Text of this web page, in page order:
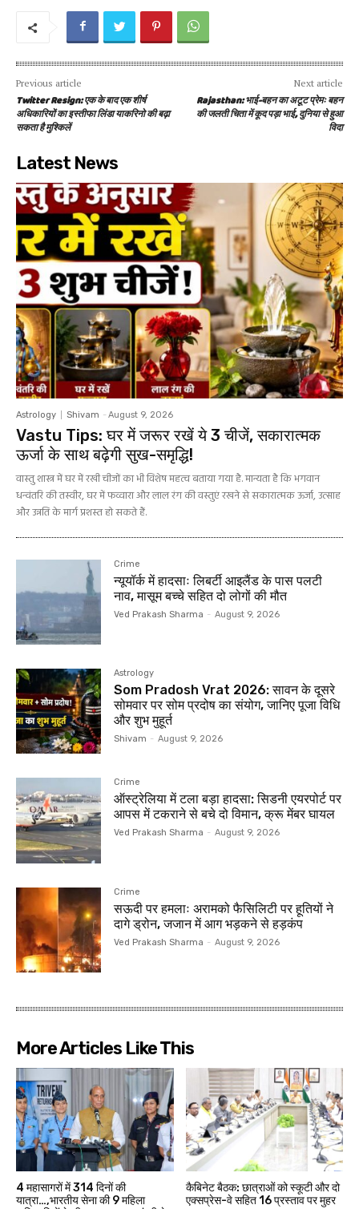
Previous article
Twitter Resign: एक के बाद एक शीर्ष
अधिकारियों का इस्तीफा लिंडा याकरिनो की बढ़ा
सकता है मुश्किलें
Next article
Rajasthan: भाई-बहन का अटूट प्रेमः बहन
की जलती चिता में कूद पड़ा भाई, दुनिया से हुआ
विदा
Latest News
Astrology Shivam - August 9, 2026
Vastu Tips: घर में जरूर रखें ये 3 चीजें, सकारात्मक
ऊर्जा के साथ बढ़ेगी सुख-समृद्धि!
वास्तु शास्त्र में घर में रखी चीजों का भी विशेष महत्व बताया गया है. मान्यता है कि भगवान
धन्वंतरि की तस्वीर, घर में फव्वारा और लाल रंग की वस्तुएं रखने से सकारात्मक ऊर्जा, उत्साह
और उन्नति के मार्ग प्रशस्त हो सकते हैं.
Crime
न्यूयॉर्क में हादसाः लिबर्टी आइलैंड के पास पलटी
नाव, मासूम बच्चे सहित दो लोगों की मौत
Ved Prakash Sharma - August 9, 2026
Astrology
Som Pradosh Vrat 2026: सावन के दूसरे
सोमवार पर सोम प्रदोष का संयोग, जानिए पूजा विधि
और शुभ मुहूर्त
Shivam - August 9, 2026
Crime
ऑस्ट्रेलिया में टला बड़ा हादसा: सिडनी एयरपोर्ट पर
आपस में टकराने से बचे दो विमान, क्रू मेंबर घायल
Ved Prakash Sharma - August 9, 2026
Crime
सऊदी पर हमलाः अरामको फैसिलिटी पर हूतियों ने
दागे ड्रोन, जजान में आग भड़कने से हड़कंप
Ved Prakash Sharma - August 9, 2026
More Articles Like This
4 महासागरों में 314 दिनों की
यात्रा…,भारतीय सेना की 9 मह‍िला
कैबिनेट बैठक: छात्राओं को स्कूटी और दो
एक्सप्रेस-वे सहित 16 प्रस्ताव पर मुहर